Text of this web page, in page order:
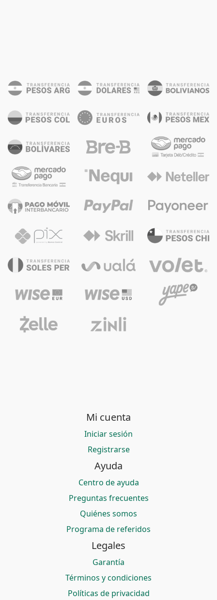
Mi cuenta
Iniciar sesión
Registrarse
Ayuda
Centro de ayuda
Preguntas frecuentes
Quiénes somos
Programa de referidos
Legales
Garantía
Términos y condiciones
Políticas de privacidad